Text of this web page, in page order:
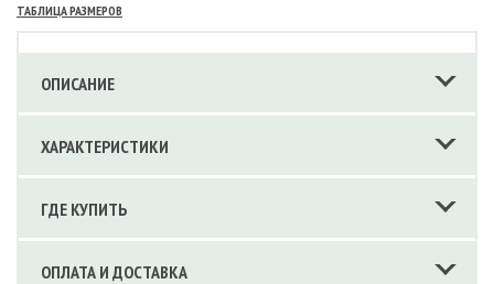
ТАБЛИЦА РАЗМЕРОВ
ОПИСАНИЕ
ХАРАКТЕРИСТИКИ
ГДЕ КУПИТЬ
ОПЛАТА И ДОСТАВКА